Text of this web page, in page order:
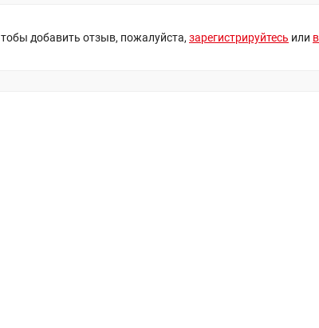
добавить отзыв, пожалуйста, зарегистрируйтесь или